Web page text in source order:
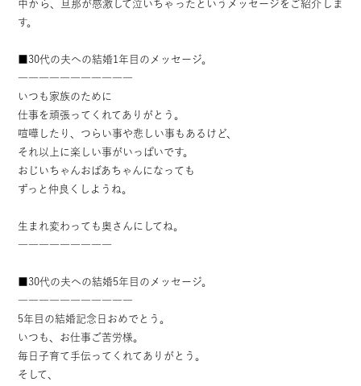
中から、旦那が感激して泣いちゃったというメッセージをご紹介しま
す。
■30代の夫への結婚1年目のメッセージ。
―――――――――――
いつも家族のために
仕事を頑張ってくれてありがとう。
喧嘩したり、つらい事や悲しい事もあるけど、
それ以上に楽しい事がいっぱいです。
おじいちゃんおばあちゃんになっても
ずっと仲良くしようね。
生まれ変わっても奥さんにしてね。
―――――――――
■30代の夫への結婚5年目のメッセージ。
―――――――――――
5年目の結婚記念日おめでとう。
いつも、お仕事ご苦労様。
毎日子育て手伝ってくれてありがとう。
そして、